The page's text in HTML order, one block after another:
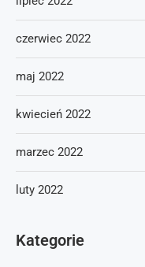
czerwiec 2022
maj 2022
kwiecień 2022
marzec 2022
luty 2022
Kategorie